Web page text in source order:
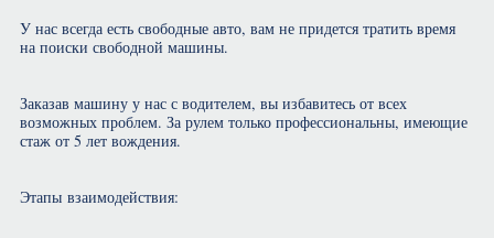
У нас всегда есть свободные авто, вам не придется тратить время
на поиски свободной машины.
Заказав машину у нас с водителем, вы избавитесь от всех
возможных проблем. За рулем только профессиональны, имеющие
стаж от 5 лет вождения.
Этапы взаимодействия: